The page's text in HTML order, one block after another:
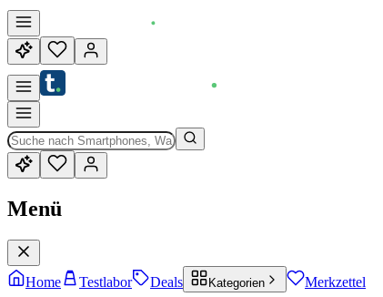
Menü
Home Testlabor Deals Kategorien Merkzettel